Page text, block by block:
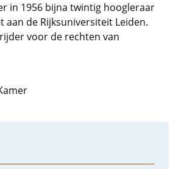
in 1956 bijna twintig hoogleraar
de Rijksuniversiteit Leiden.
voor de rechten van